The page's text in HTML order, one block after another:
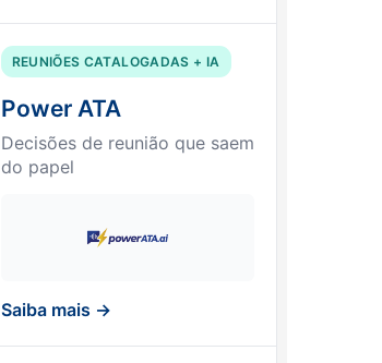
REUNIÕES CATALOGADAS + IA
Power ATA
Decisões de reunião que saem
do papel
Saiba mais →